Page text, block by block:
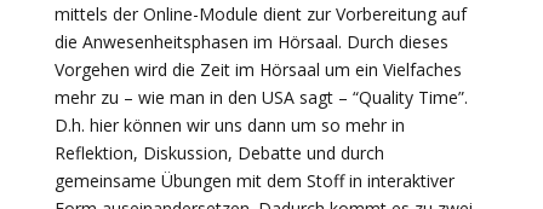
mittels der Online-Module dient zur Vorbereitung auf
die Anwesenheitsphasen im Hörsaal. Durch dieses
Vorgehen wird die Zeit im Hörsaal um ein Vielfaches
mehr zu – wie man in den USA sagt – “Quality Time”.
D.h. hier können wir uns dann um so mehr in
Reflektion, Diskussion, Debatte und durch
gemeinsame Übungen mit dem Stoff in interaktiver